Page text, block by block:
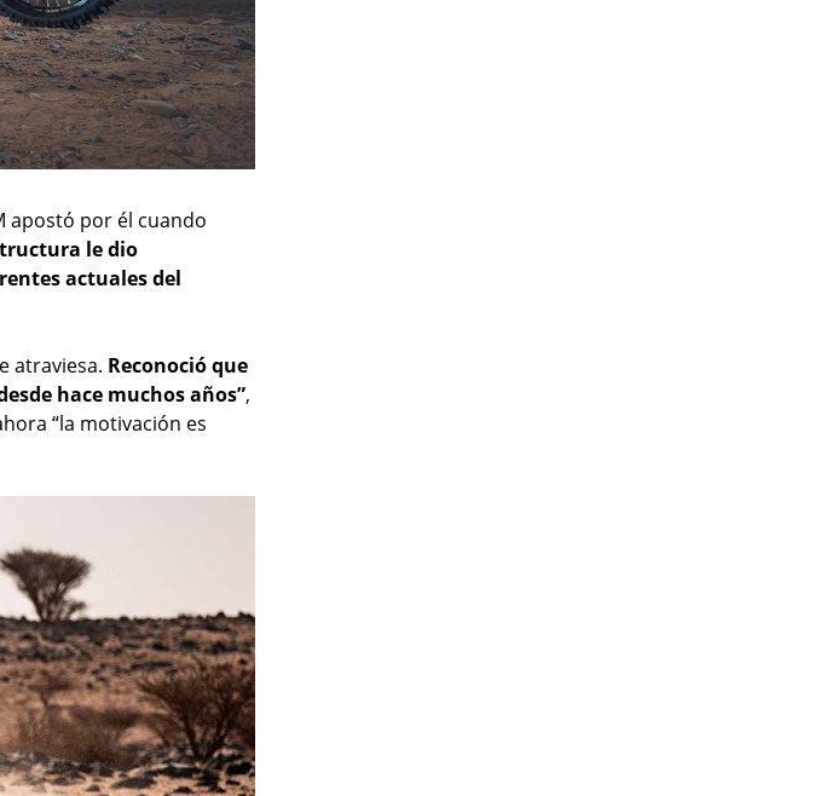
apostó por él cuando
le dio
actuales del
atraviesa. Reconoció que
hace muchos años”,
“la motivación es